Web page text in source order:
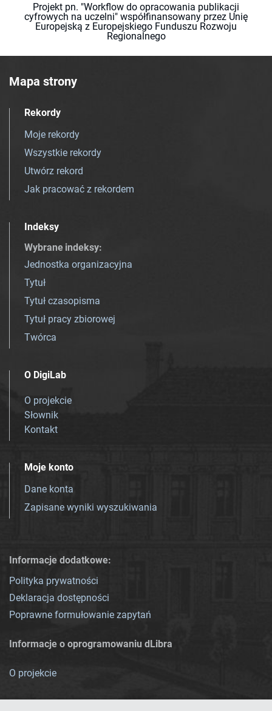
Projekt pn. "Workflow do opracowania publikacji
cyfrowych na uczelni" współfinansowany przez Unię
Europejską z Europejskiego Funduszu Rozwoju
Regionalnego
Mapa strony
Rekordy
Moje rekordy
Wszystkie rekordy
Utwórz rekord
Jak pracować z rekordem
Indeksy
Wybrane indeksy:
Jednostka organizacyjna
Tytuł
Tytuł czasopisma
Tytuł pracy zbiorowej
Twórca
O DigiLab
O projekcie
Słownik
Kontakt
Moje konto
Dane konta
Zapisane wyniki wyszukiwania
Informacje dodatkowe:
Polityka prywatności
Deklaracja dostępności
Poprawne formułowanie zapytań
Informacje o oprogramowaniu dLibra
O projekcie